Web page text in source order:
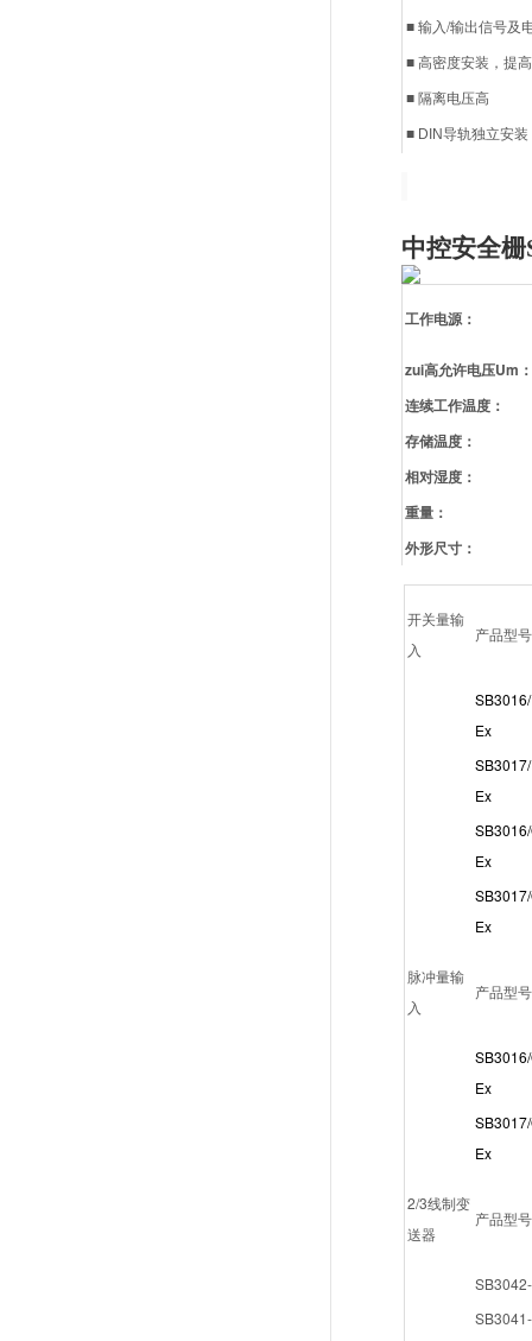
■ 输入/输出信号及
■ 高密度安装，提
■ 隔离电压高
■ DIN导轨独立安装
中控安全
工作电源：
zui高允许电压Um：
连续工作温度：
存储温度：
相对湿度：
重量：
外形尺寸：
开关量输
入
产品型号
Ex
Ex
Ex
Ex
脉冲量输
入
产品型号
Ex
Ex
2/3线制变
送器
产品型号